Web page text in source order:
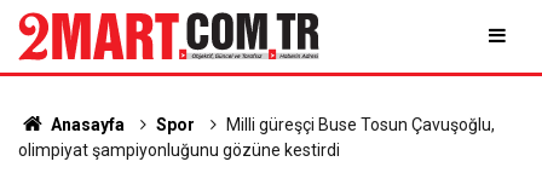
Anasayfa Spor
Milli güreşçi Buse Tosun Çavuşoğlu,
olimpiyat şampiyonluğunu gözüne kestirdi